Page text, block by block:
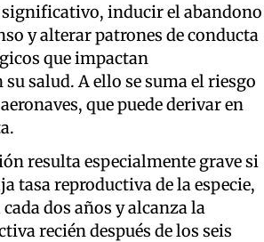
significativo, inducir el abandono
y alterar patrones de conducta
que impactan
salud. A ello se suma el riesgo
que puede derivar en
resulta especialmente grave si
tasa reproductiva de la especie,
dos años y alcanza la
recién después de los seis